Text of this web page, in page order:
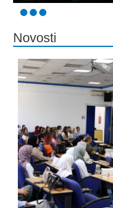
Novosti
SOCIJALNA ZAŠTITA
INFORMACIJE
JAVNE USTANOVE
CENTRI ZA
ZAKONI I
OBRASCI
OSTALO